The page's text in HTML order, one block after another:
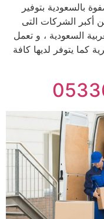
بالسعودية بتوفير
الشركات التى
السعودية ، و تعمل
كما يتوفر لديها كافة